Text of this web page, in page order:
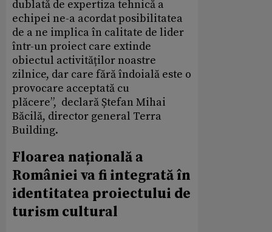
dublată de expertiza tehnică a
echipei ne-a acordat posibilitatea
de a ne implica în calitate de lider
într-un proiect care extinde
obiectul activităților noastre
zilnice, dar care fără îndoială este o
provocare acceptată cu
plăcere”, declară Ștefan Mihai
Băcilă, director general Terra
Building.
Floarea națională a
României va fi integrată în
identitatea proiectului de
turism cultural